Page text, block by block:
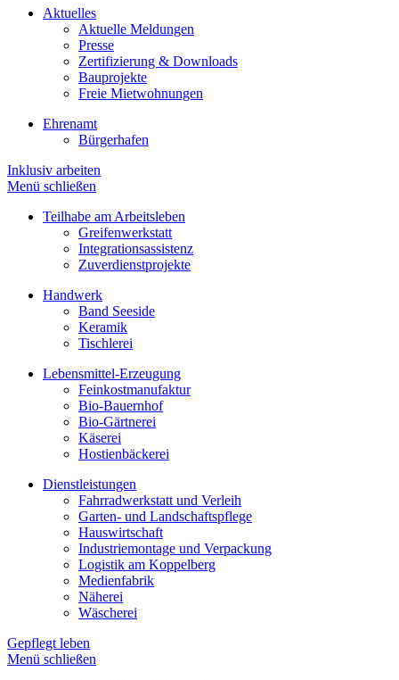
Aktuelles
Aktuelle Meldungen
Presse
Zertifizierung & Downloads
Bauprojekte
Freie Mietwohnungen
Ehrenamt
Bürgerhafen
Inklusiv arbeiten
Menü schließen
Teilhabe am Arbeitsleben
Greifenwerkstatt
Integrationsassistenz
Zuverdienstprojekte
Handwerk
Band Seeside
Keramik
Tischlerei
Lebensmittel-Erzeugung
Feinkostmanufaktur
Bio-Bauernhof
Bio-Gärtnerei
Käserei
Hostienbäckerei
Dienstleistungen
Fahrradwerkstatt und Verleih
Garten- und Landschaftspflege
Hauswirtschaft
Industriemontage und Verpackung
Logistik am Koppelberg
Medienfabrik
Näherei
Wäscherei
Gepflegt leben
Menü schließen